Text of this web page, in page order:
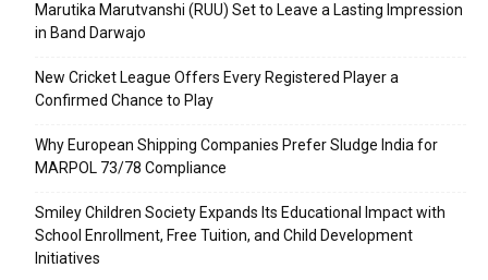
Marutika Marutvanshi (RUU) Set to Leave a Lasting Impression
in Band Darwajo
New Cricket League Offers Every Registered Player a
Confirmed Chance to Play
Why European Shipping Companies Prefer Sludge India for
MARPOL 73/78 Compliance
Smiley Children Society Expands Its Educational Impact with
School Enrollment, Free Tuition, and Child Development
Initiatives